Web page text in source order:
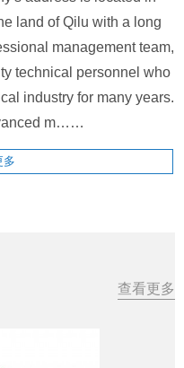
land of Qilu with a long
management team,
technical personnel who
industry for many years.
m……
多
查看更多